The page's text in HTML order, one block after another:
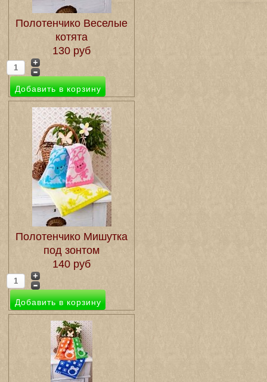
Полотенчико Веселые
котята
130 руб
Полотенчико Мишутка
под зонтом
140 руб